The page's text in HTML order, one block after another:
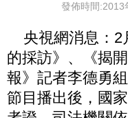
發佈時間:2013
央視網消息：2
的採訪》、《揭
報》記者李德勇
節目播出後，國